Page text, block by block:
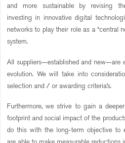
and more sustainable by revising
investing in innovative digital
networks to play their role as a “central
system.
All suppliers—established and new—are
evolution. We will take into
selection and / or awarding criteria’s.
Furthermore, we strive to gain a
footprint and social impact of the
do this with the long-term objective to